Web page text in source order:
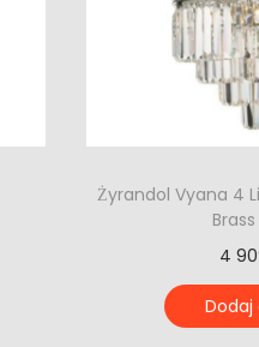
Żyrandol Vyana 4
4
Dodaj